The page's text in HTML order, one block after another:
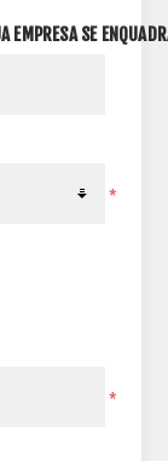
EMPRESA SE
*
*